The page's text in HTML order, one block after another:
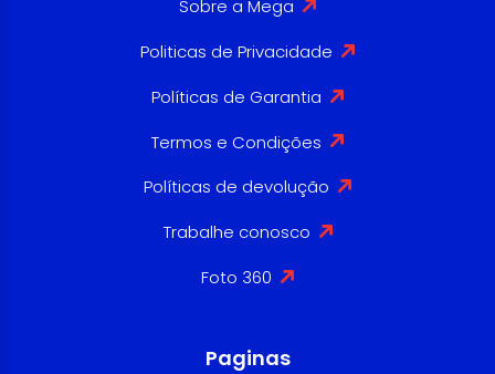
Sobre a Mega
Politicas de Privacidade
Políticas de Garantia
Termos e Condições
Políticas de devolução
Trabalhe conosco
Foto 360
Paginas